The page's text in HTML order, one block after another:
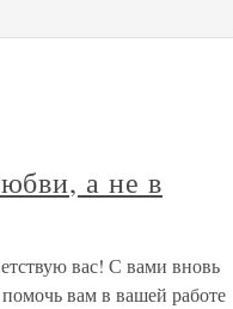
а не в
вас! С вами вновь
вам в вашей работе